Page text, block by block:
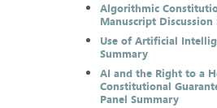
Algorithmic
Manuscript Discussion
Use of Artificial
Summary
AI and the Right to a
Constitutional
Panel Summary